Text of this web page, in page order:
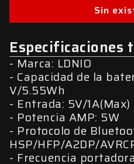
Sin
Especificaciones
Marca: LDNIO
Capacidad de la
V/5.55Wh
Entrada: 5V/1A(Max)
Potencia AMP: 5W
Protocolo de
HSP/HFP/A2DP/
Frecuencia